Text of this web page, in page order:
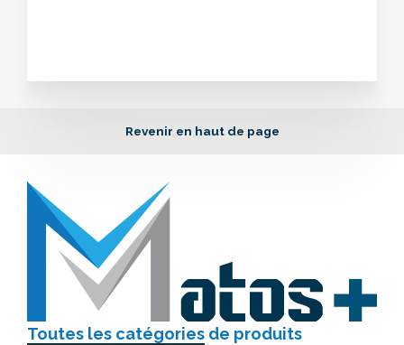
Revenir en haut de page
Toutes les catégories de produits